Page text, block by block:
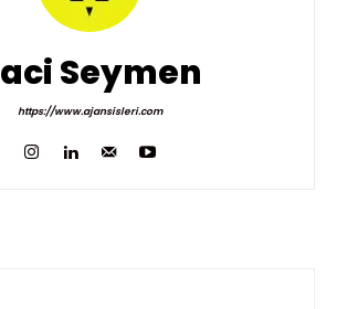
Seymen
https://www.ajansisleri.com